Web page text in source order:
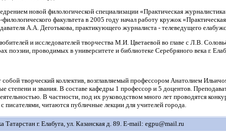
новой филологической специализации «Практическая
факультета в 2005 году начал работу кружок
А.А. Деготькова, практикующего журналиста - телеведущего
и исследователей творчества М.И. Цветаевой во главе с Л.В.
поэзии, проводимых в университете и библиотеке Серебряного века г.
собой творческий коллектив, возглавляемый профессором Анатолием
степени и звания. В составе кафедры 1 профессор и 5 доцентов.
В частности, под их руководством много лет проводятся
писателями, читаются публичные лекции для учителей города.
Татарстан г. Елабуга, ул. Казанская д. 89. E-mail: egpu@mail.ru